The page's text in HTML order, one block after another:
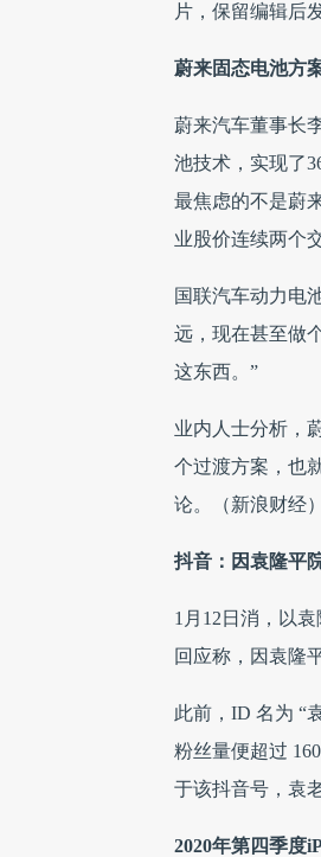
片，保留编辑后
蔚来固态电池方
蔚来汽车董事长
池技术，实现了
最焦虑的不是蔚
业股价连续两个
国联汽车动力电
远，现在甚至做
这东西。”
业内人士分析，
个过渡方案，也
论。（新浪财经）
抖音：因袁隆平
1月12日消，以
回应称，因袁隆
此前，ID 名为 “
粉丝量便超过
于该抖音号，袁
2020年第四季度